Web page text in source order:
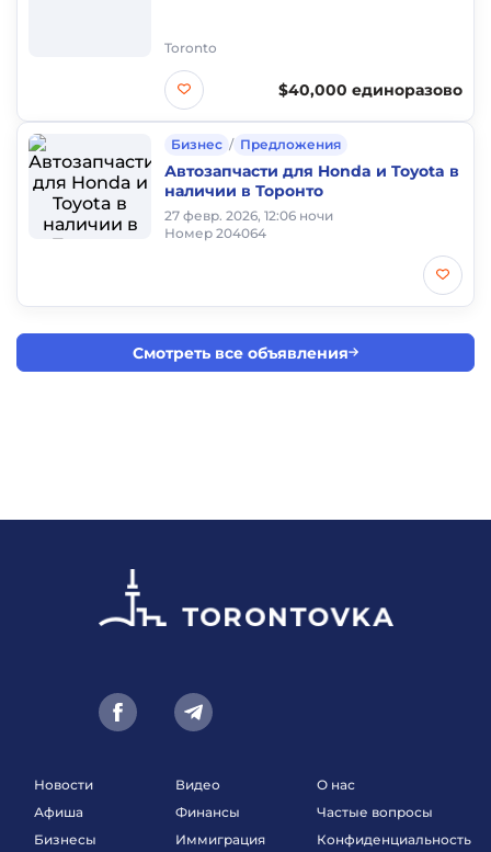
Toronto
$40,000 единоразово
Бизнес / Предложения
Автозапчасти для Honda и Toyota в
наличии в Торонто
27 февр. 2026, 12:06 ночи
Номер 204064
Смотреть все объявления
Новости
Афиша
Бизнесы
Видео
Финансы
Иммиграция
О нас
Частые вопросы
Конфиденциальность